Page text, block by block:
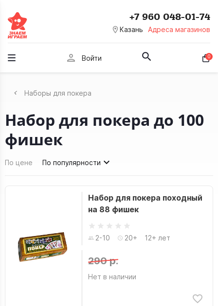
room Казань Адреса магазинов
+7 960 048-01-74
person Войти 0
Наборы для покера
Набор для покера до 100
фишек
По цене По популярности
Набор для покера походный
на 88 фишек
2-10 20+ 12+ лет
290 р.
Нет в наличии